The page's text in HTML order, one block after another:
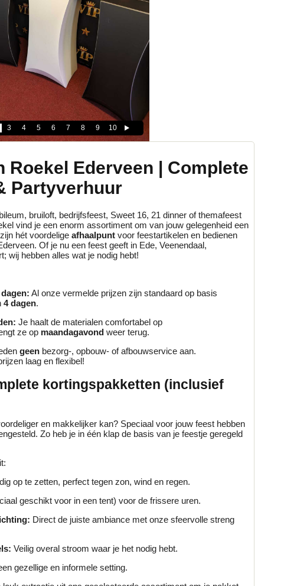
3 4 5 6 7 8 9 10
Roekel Ederveen | Complete
Partyverhuur
bruiloft, bedrijfsfeest, Sweet 16, 21 dinner of themafeest
vind je een enorm assortiment om van jouw gelegenheid een
hét voordelige afhaalpunt voor feestartikelen en bedienen
Of je nu een feest geeft in Ede, Veenendaal,
wij hebben alles wat je nodig hebt!
Al onze vermelde prijzen zijn standaard op basis
4 dagen.
Je haalt de materialen comfortabel op
ze op maandagavond weer terug.
geen bezorg-, opbouw- of afbouwservice aan.
laag en flexibel!
kortingspakketten (inclusief
en makkelijker kan? Speciaal voor jouw feest hebben
Zo heb je in één klap de basis van je feestje geregeld
op te zetten, perfect tegen zon, wind en regen.
geschikt voor in een tent) voor de frissere uren.
Direct de juiste ambiance met onze sfeervolle streng
Veilig overal stroom waar je het nodig hebt.
gezellige en informele setting.